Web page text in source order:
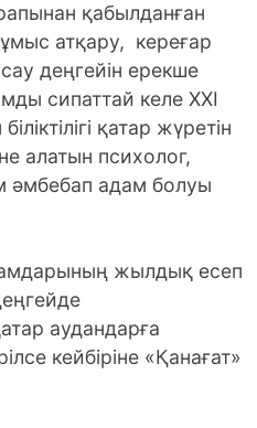
қабылданған
атқару, кереғар
деңгейін ерекше
сипаттай келе XXI
қатар жүретін
алатын психолог,
әмбебап адам болуы
жылдық есеп
аудандарға
кейбіріне «Қанағат»